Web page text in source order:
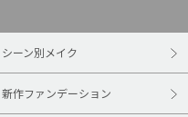
シーン別メイク
新作ファンデーション